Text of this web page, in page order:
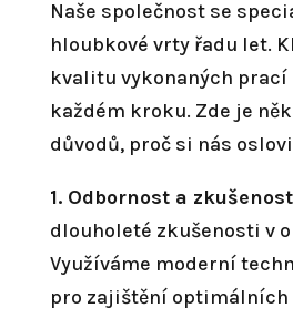
Naše společnost se
hloubkové vrty řadu let.
kvalitu vykonaných prací
každém kroku. Zde je
důvodů, proč si nás
1. Odbornost a
dlouholeté zkušenosti v
Využíváme moderní
pro zajištění optimálních